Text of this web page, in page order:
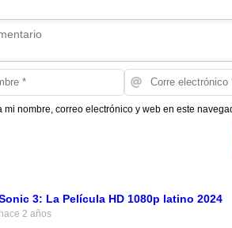
mi nombre, correo electrónico y web en este
3: La Película HD 1080p latino 2024
hace 2 años